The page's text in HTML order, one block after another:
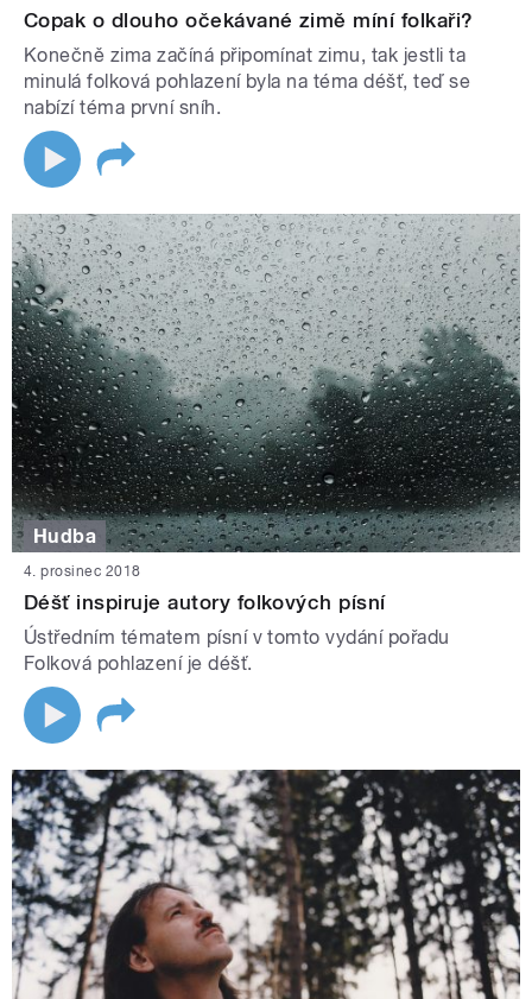
Copak o dlouho očekávané zimě míní folkaři?
Konečně zima začíná připomínat zimu, tak jestli ta
minulá folková pohlazení byla na téma déšť, teď se
nabízí téma první sníh.
Hudba
4. prosinec 2018
Déšť inspiruje autory folkových písní
Ústředním tématem písní v tomto vydání pořadu
Folková pohlazení je déšť.